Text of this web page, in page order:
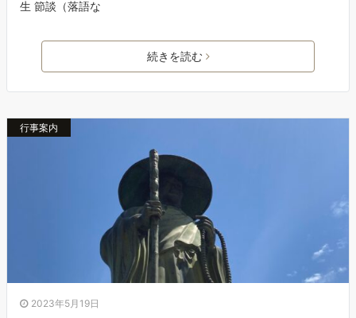
生 節談（落語な
続きを読む
行事案内
2023年5月19日